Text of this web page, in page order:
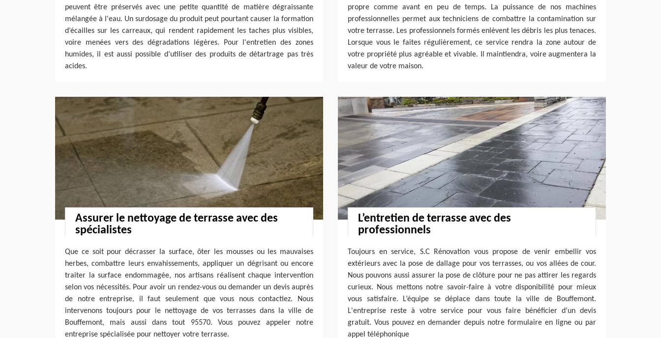
peuvent être préservés avec une petite quantité de matière dégraissante
mélangée à l'eau. Un surdosage du produit peut pourtant causer la formation
d’écailles sur les carreaux, qui rendent rapidement les taches plus visibles,
voire menées vers des dégradations légères. Pour l'entretien des zones
humides, il est aussi possible d’utiliser des produits de détartrage pas très
acides.
propre comme avant en peu de temps. La puissance de nos machines
professionnelles permet aux techniciens de combattre la contamination sur
votre terrasse. Les professionnels formés enlèvent les débris les plus tenaces.
Lorsque vous le faites régulièrement, ce service rendra la zone autour de
votre propriété plus agréable et vivable. Il maintiendra, voire augmentera la
valeur de votre maison.
Assurer le nettoyage de terrasse avec des
spécialistes
Que ce soit pour décrasser la surface, ôter les mousses ou les mauvaises
herbes, combattre leurs envahissements, appliquer un dégrisant ou encore
traiter la surface endommagée, nos artisans réalisent chaque intervention
selon vos nécessités. Pour avoir un rendez-vous ou demander un devis auprès
de notre entreprise, il faut seulement que vous nous contactiez. Nous
intervenons toujours pour le nettoyage de vos terrasses dans la ville de
Bouffemont, mais aussi dans tout 95570. Vous pouvez appeler notre
entreprise spécialisée pour nettoyer votre terrasse.
L’entretien de terrasse avec des
professionnels
Toujours en service, S.C Rénovation vous propose de venir embellir vos
extérieurs avec la pose de dallage pour vos terrasses, ou vos allées de cour.
Nous pouvons aussi assurer la pose de clôture pour ne pas attirer les regards
curieux. Nous mettons notre savoir-faire à votre disponibilité pour mieux
vous satisfaire. L’équipe se déplace dans toute la ville de Bouffemont.
L'entreprise reste à votre service pour vous faire bénéficier d’un devis
gratuit. Vous pouvez en demander depuis notre formulaire en ligne ou par
appel téléphonique